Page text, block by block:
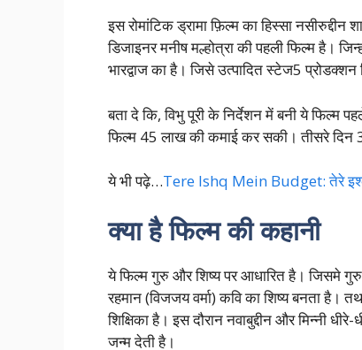
इस रोमांटिक ड्रामा फ़िल्म का हिस्सा
डिजाइनर मनीष मल्होत्रा की पहली फिल्म है।
भारद्वाज का है। जिसे उत्पादित स्टेज5 प्रोडक्शन
बता दे कि, विभु पूरी के निर्देशन में बनी ये फिल्म
फिल्म 45 लाख की कमाई कर सकी। तीसरे दिन
ये भी पढ़े…Tere Ishq Mein Budget: तेरे इश्क
क्या है फिल्म की कहानी
ये फिल्म गुरु और शिष्य पर आधारित है। जिसमे गुरु
रहमान (विजजय वर्मा) कवि का शिष्य बनता है।
शिक्षिका है। इस दौरान नवाबुद्दीन और मिन्नी
जन्म देती है।